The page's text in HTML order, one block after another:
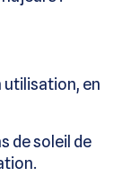
utilisation, en
de soleil de